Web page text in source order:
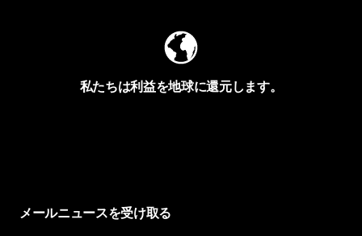
私たちは利益を地球に還元します。
メールニュースを受け取る